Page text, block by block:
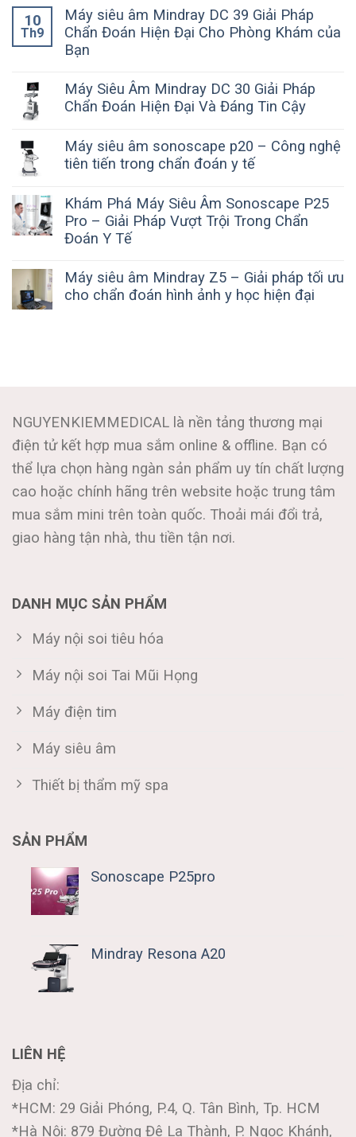
10
Th9
Máy siêu âm Mindray DC 39 Giải Pháp
Chẩn Đoán Hiện Đại Cho Phòng Khám của
Bạn
Máy Siêu Âm Mindray DC 30 Giải Pháp
Chẩn Đoán Hiện Đại Và Đáng Tin Cậy
Máy siêu âm sonoscape p20 – Công nghệ
tiên tiến trong chẩn đoán y tế
Khám Phá Máy Siêu Âm Sonoscape P25
Pro – Giải Pháp Vượt Trội Trong Chẩn
Đoán Y Tế
Máy siêu âm Mindray Z5 – Giải pháp tối ưu
cho chẩn đoán hình ảnh y học hiện đại
NGUYENKIEMMEDICAL là nền tảng thương mại
điện tử kết hợp mua sắm online & offline. Bạn có
thể lựa chọn hàng ngàn sản phẩm uy tín chất lượng
cao hoặc chính hãng trên website hoặc trung tâm
mua sắm mini trên toàn quốc. Thoải mái đổi trả,
giao hàng tận nhà, thu tiền tận nơi.
DANH MỤC SẢN PHẨM
Máy nội soi tiêu hóa
Máy nội soi Tai Mũi Họng
Máy điện tim
Máy siêu âm
Thiết bị thẩm mỹ spa
SẢN PHẨM
Sonoscape P25pro
Mindray Resona A20
LIÊN HỆ
Địa chỉ:
*HCM: 29 Giải Phóng, P.4, Q. Tân Bình, Tp. HCM
*Hà Nội: 879 Đường Đê La Thành, P. Ngọc Khánh,